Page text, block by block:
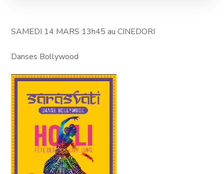
SAMEDI 14 MARS 13h45 au CINEDORI
Danses Bollywood